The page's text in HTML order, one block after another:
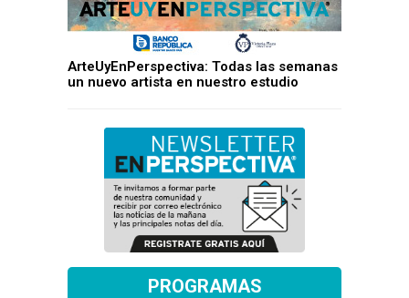
ArteUyEnPerspectiva: Todas las semanas
un nuevo artista en nuestro estudio
PROGRAMAS